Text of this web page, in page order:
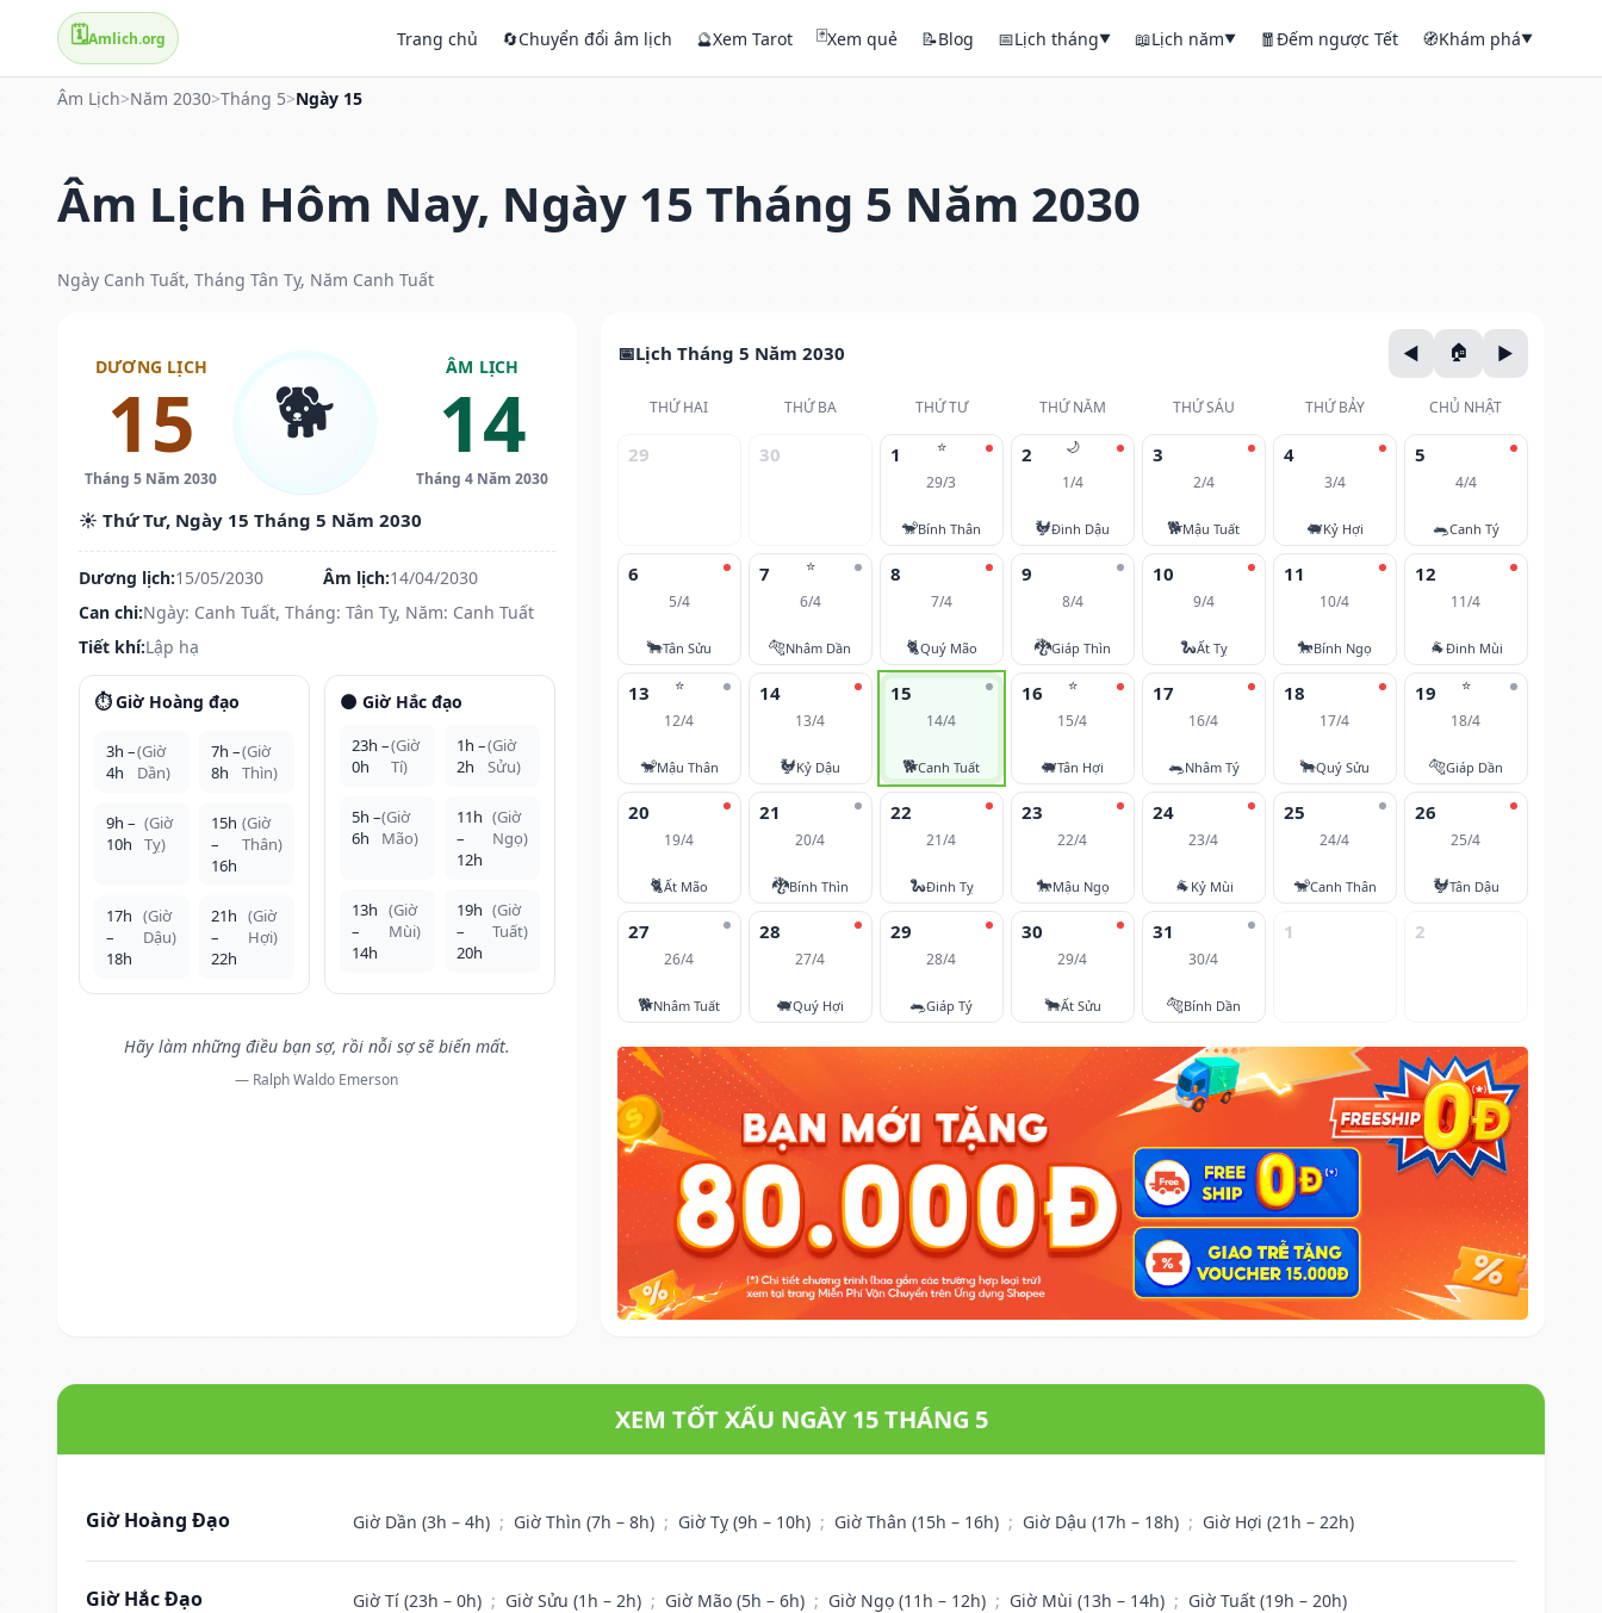
🗓️Amlich.org Trang chủ 🔄Chuyển đổi âm lịch 🔮Xem Tarot 🃏Xem quẻ 📝Blog 📅Lịch tháng▼ 📖Lịch năm▼ 🧧Đếm ngược Tết 🧭Khám phá▼
Âm Lịch>Năm 2030>Tháng 5>Ngày 15
Âm Lịch Hôm Nay, Ngày 15 Tháng 5 Năm 2030
Ngày Canh Tuất, Tháng Tân Tỵ, Năm Canh Tuất
DƯƠNG LỊCH
15
Tháng 5 Năm 2030
🐕 ÂM LỊCH
14
Tháng 4 Năm 2030
☀️ Thứ Tư, Ngày 15 Tháng 5 Năm 2030
Dương lịch:15/05/2030 Âm lịch:14/04/2030
Can chi:Ngày: Canh Tuất, Tháng: Tân Tỵ, Năm: Canh Tuất
Tiết khí:Lập hạ
⏱️ Giờ Hoàng đạo
3h –
4h
(Giờ
Dần)
7h –
8h
(Giờ
Thìn)
9h –
10h
(Giờ
Tỵ)
15h
–
16h
(Giờ
Thân)
17h
–
18h
(Giờ
Dậu)
21h
–
22h
(Giờ
Hợi)
🌑 Giờ Hắc đạo
23h –
0h
(Giờ
Tí)
1h –
2h
(Giờ
Sửu)
5h –
6h
(Giờ
Mão)
11h
–
12h
(Giờ
Ngọ)
13h
–
14h
(Giờ
Mùi)
19h
–
20h
(Giờ
Tuất)
Hãy làm những điều bạn sợ, rồi nỗi sợ sẽ biến mất.
— Ralph Waldo Emerson
Lịch Tháng 5 Năm 2030
THỨ HAI THỨ BA THỨ TƯ THỨ NĂM THỨ SÁU THỨ BẢY CHỦ NHẬT
29 30 ⭐
1
29/3
🐒Bính Thân
🌙
2
1/4
🐓Đinh Dậu
3
2/4
🐕Mậu Tuất
4
3/4
🐖Kỷ Hợi
5
4/4
🐀Canh Tý
6
5/4
🐂Tân Sửu
⭐
7
6/4
🐅Nhâm Dần
8
7/4
🐈Quý Mão
9
8/4
🐉Giáp Thìn
10
9/4
🐍Ất Tỵ
11
10/4
🐎Bính Ngọ
12
11/4
🐐Đinh Mùi
⭐
13
12/4
🐒Mậu Thân
14
13/4
🐓Kỷ Dậu
15
14/4
🐕Canh Tuất
⭐
16
15/4
🐖Tân Hợi
17
16/4
🐀Nhâm Tý
18
17/4
🐂Quý Sửu
⭐
19
18/4
🐅Giáp Dần
20
19/4
🐈Ất Mão
21
20/4
🐉Bính Thìn
22
21/4
🐍Đinh Tỵ
23
22/4
🐎Mậu Ngọ
24
23/4
🐐 Kỷ Mùi
25
24/4
🐒Canh Thân
26
25/4
🐓Tân Dậu
27
26/4
🐕Nhâm Tuất
28
27/4
🐖Quý Hợi
29
28/4
🐀Giáp Tý
30
29/4
🐂Ất Sửu
31
30/4
🐅Bính Dần
1 2
XEM TỐT XẤU NGÀY 15 THÁNG 5
Giờ Hoàng Đạo Giờ Dần (3h – 4h) ; Giờ Thìn (7h – 8h) ; Giờ Tỵ (9h – 10h) ; Giờ Thân (15h – 16h) ; Giờ Dậu (17h – 18h) ; Giờ Hợi (21h – 22h)
Giờ Hắc Đạo Giờ Tí (23h – 0h) ; Giờ Sửu (1h – 2h) ; Giờ Mão (5h – 6h) ; Giờ Ngọ (11h – 12h) ; Giờ Mùi (13h – 14h) ; Giờ Tuất (19h – 20h)